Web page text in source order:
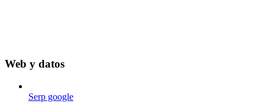
Web y datos
Serp google